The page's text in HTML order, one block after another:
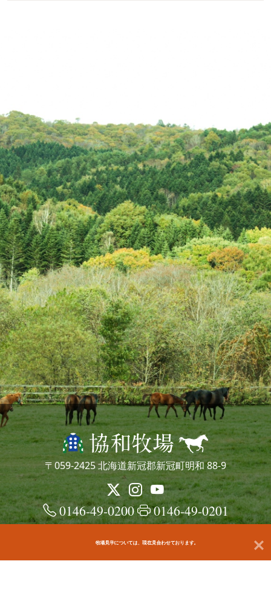
〒059-2425 北海道新冠郡新冠町明和 88-9
0146-49-0200 0146-49-0201
牧場見学については、現在見合わせております。